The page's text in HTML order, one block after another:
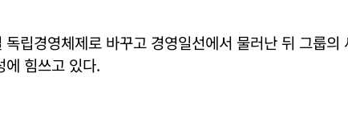
립경영체제로 바꾸고 경영일선에서 물러난 뒤 그룹의
에 힘쓰고 있다.